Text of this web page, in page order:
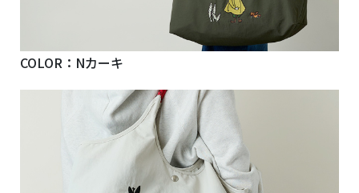
COLOR：Nカーキ